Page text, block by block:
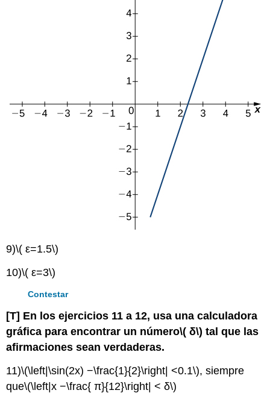
9)\( ε=1.5\)
10)\( ε=3\)
Contestar
[T] En los ejercicios 11 a 12, usa una calculadora
gráfica para encontrar un número\( δ\) tal que las
afirmaciones sean verdaderas.
11)\(\left|\sin(2x) −\frac{1}{2}\right| <0.1\), siempre
que\(\left|x −\frac{ π}{12}\right| < δ\)